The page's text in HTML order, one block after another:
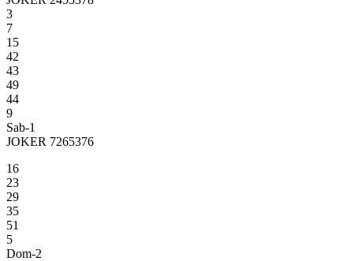
3
7
15
42
43
49
44
9
Sab-1
JOKER 7265376
16
23
29
35
51
5
Dom-2